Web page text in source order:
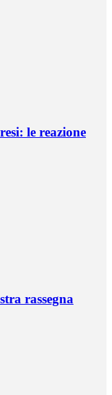
le reazione
rassegna